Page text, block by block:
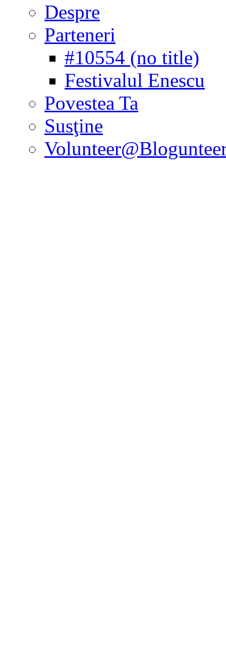
Despre
Parteneri
#10554 (no title)
Festivalul Enescu
Povestea Ta
Susţine